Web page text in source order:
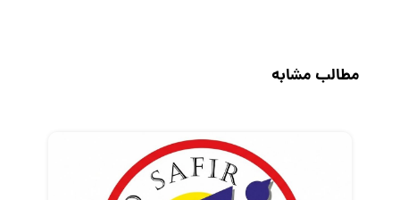
رزومه
مطالب مشابه